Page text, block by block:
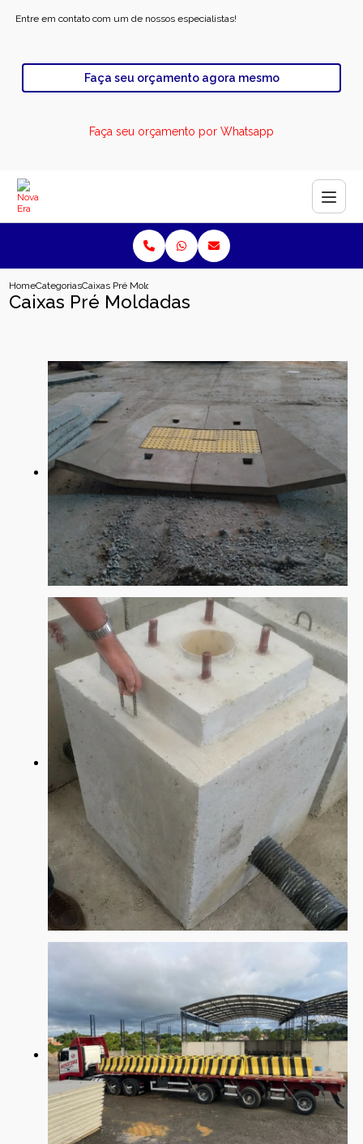
Entre em contato com um de nossos especialistas!
Faça seu orçamento agora mesmo
Faça seu orçamento por Whatsapp
HomeCategoriasCaixas Pré Moldadas
Caixas Pré Moldadas